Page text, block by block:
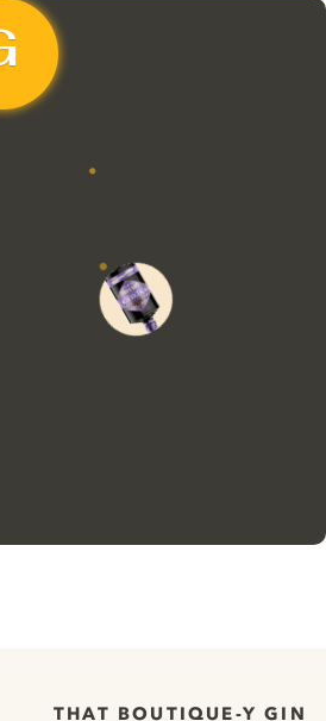
THAT BOUTIQUE-Y GIN